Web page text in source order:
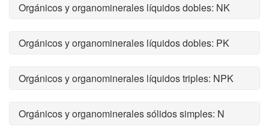
Orgánicos y organominerales líquidos dobles: NK
Orgánicos y organominerales líquidos dobles: PK
Orgánicos y organominerales líquidos triples: NPK
Orgánicos y organominerales sólidos simples: N